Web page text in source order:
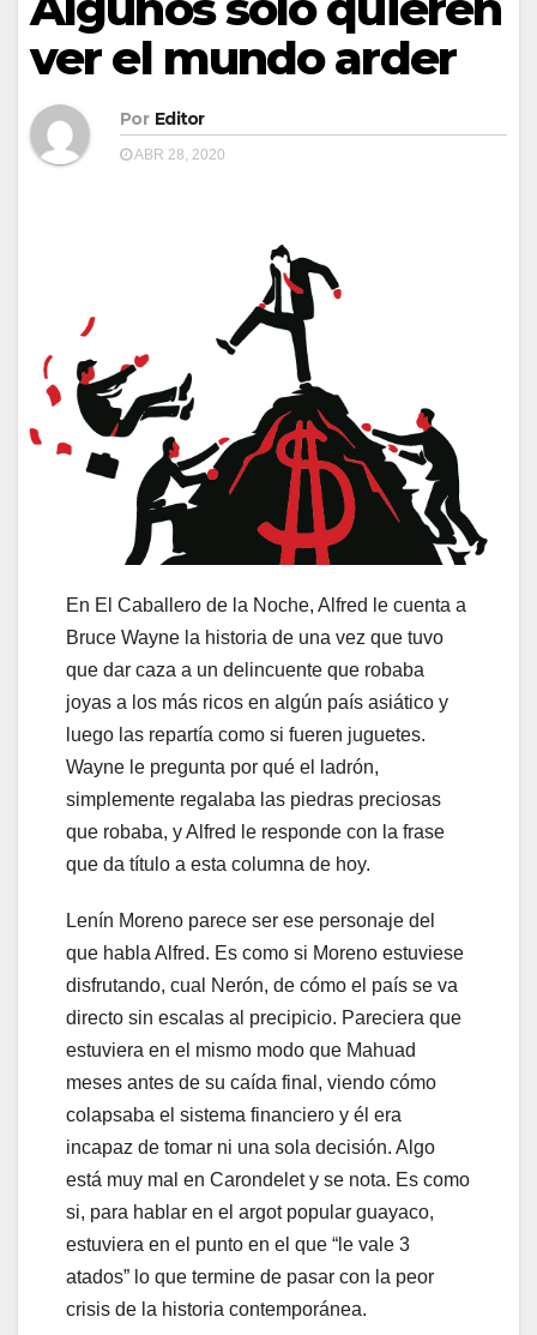
ver el mundo arder
Por Editor
ABR 28, 2020
En El Caballero de la Noche, Alfred le cuenta a
Bruce Wayne la historia de una vez que tuvo
que dar caza a un delincuente que robaba
joyas a los más ricos en algún país asiático y
luego las repartía como si fueren juguetes.
Wayne le pregunta por qué el ladrón,
simplemente regalaba las piedras preciosas
que robaba, y Alfred le responde con la frase
que da título a esta columna de hoy.
Lenín Moreno parece ser ese personaje del
que habla Alfred. Es como si Moreno estuviese
disfrutando, cual Nerón, de cómo el país se va
directo sin escalas al precipicio. Pareciera que
estuviera en el mismo modo que Mahuad
meses antes de su caída final, viendo cómo
colapsaba el sistema financiero y él era
incapaz de tomar ni una sola decisión. Algo
está muy mal en Carondelet y se nota. Es como
si, para hablar en el argot popular guayaco,
estuviera en el punto en el que “le vale 3
atados” lo que termine de pasar con la peor
crisis de la historia contemporánea.